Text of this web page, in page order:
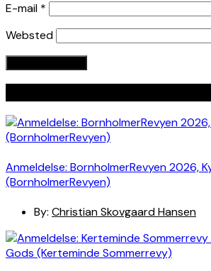
E-mail *
Websted
Anmeldelse: BornholmerRevyen 2026,
(BornholmerRevyen)
By: Christian Skovgaard Hansen